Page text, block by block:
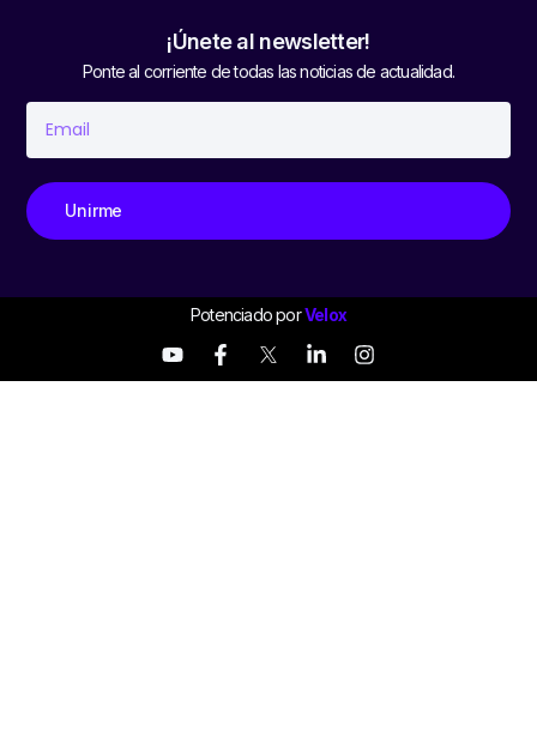
¡Únete al newsletter!
Ponte al corriente de todas las noticias de actualidad.
Unirme
Potenciado porVelox